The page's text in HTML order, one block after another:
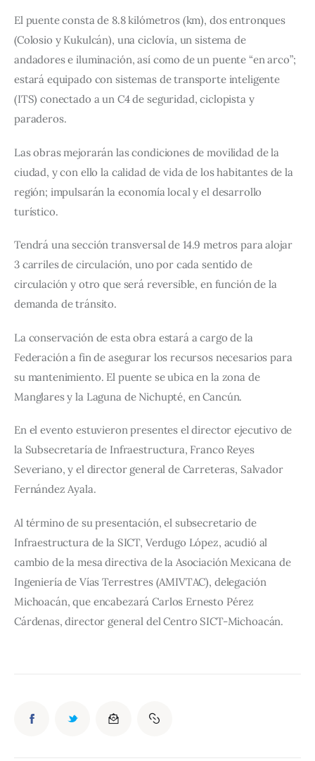
El puente consta de 8.8 kilómetros (km), dos entronques
(Colosio y Kukulcán), una ciclovía, un sistema de
andadores e iluminación, así como de un puente “en arco”;
estará equipado con sistemas de transporte inteligente
(ITS) conectado a un C4 de seguridad, ciclopista y
paraderos.
Las obras mejorarán las condiciones de movilidad de la
ciudad, y con ello la calidad de vida de los habitantes de la
región; impulsarán la economía local y el desarrollo
turístico.
Tendrá una sección transversal de 14.9 metros para alojar
3 carriles de circulación, uno por cada sentido de
circulación y otro que será reversible, en función de la
demanda de tránsito.
La conservación de esta obra estará a cargo de la
Federación a fin de asegurar los recursos necesarios para
su mantenimiento. El puente se ubica en la zona de
Manglares y la Laguna de Nichupté, en Cancún.
En el evento estuvieron presentes el director ejecutivo de
la Subsecretaría de Infraestructura, Franco Reyes
Severiano, y el director general de Carreteras, Salvador
Fernández Ayala.
Al término de su presentación, el subsecretario de
Infraestructura de la SICT, Verdugo López, acudió al
cambio de la mesa directiva de la Asociación Mexicana de
Ingeniería de Vías Terrestres (AMIVTAC), delegación
Michoacán, que encabezará Carlos Ernesto Pérez
Cárdenas, director general del Centro SICT-Michoacán.